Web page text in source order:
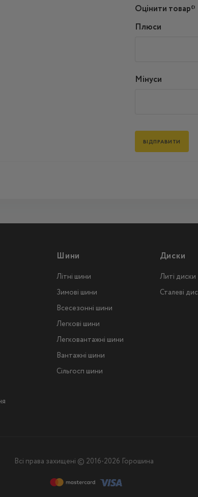
Оцінити товар*
Плюси
Мінуси
Шини
Літні шини
Зимові шини
Всесезонні шини
Легкові шини
Легковантажнi шини
Вантажнi шини
Сільгосп шини
Диски
Литі диски
Сталеві
Всі права захищені © 2016-2026 Горошина